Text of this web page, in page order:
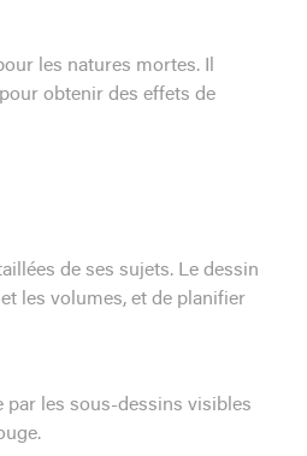
les natures mortes. Il
obtenir des effets de
de ses sujets. Le dessin
les volumes, et de planifier
par les sous-dessins visibles